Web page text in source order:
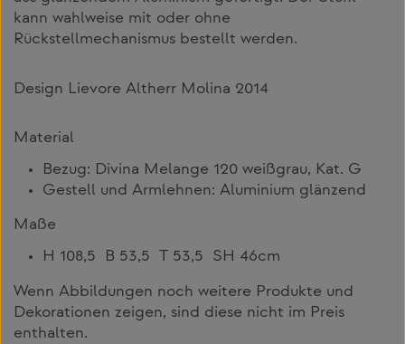
kann wahlweise mit oder ohne
Rückstellmechanismus bestellt werden.
Design Lievore Altherr Molina 2014
Material
Bezug: Divina Melange 120 weißgrau, Kat. G
Gestell und Armlehnen: Aluminium glänzend
Maße
H 108,5 B 53,5 T 53,5 SH 46cm
Wenn Abbildungen noch weitere Produkte und
Dekorationen zeigen, sind diese nicht im Preis
enthalten.